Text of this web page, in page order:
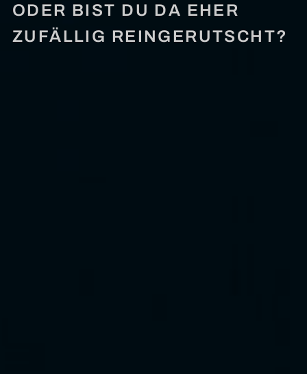
ODER BIST DU DA EHER
ZUFÄLLIG REINGERUTSCHT?